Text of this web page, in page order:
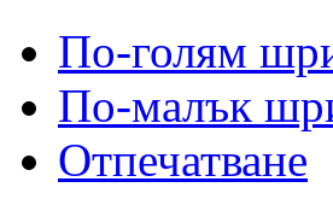
По-голям
По-малък
Отпечатване